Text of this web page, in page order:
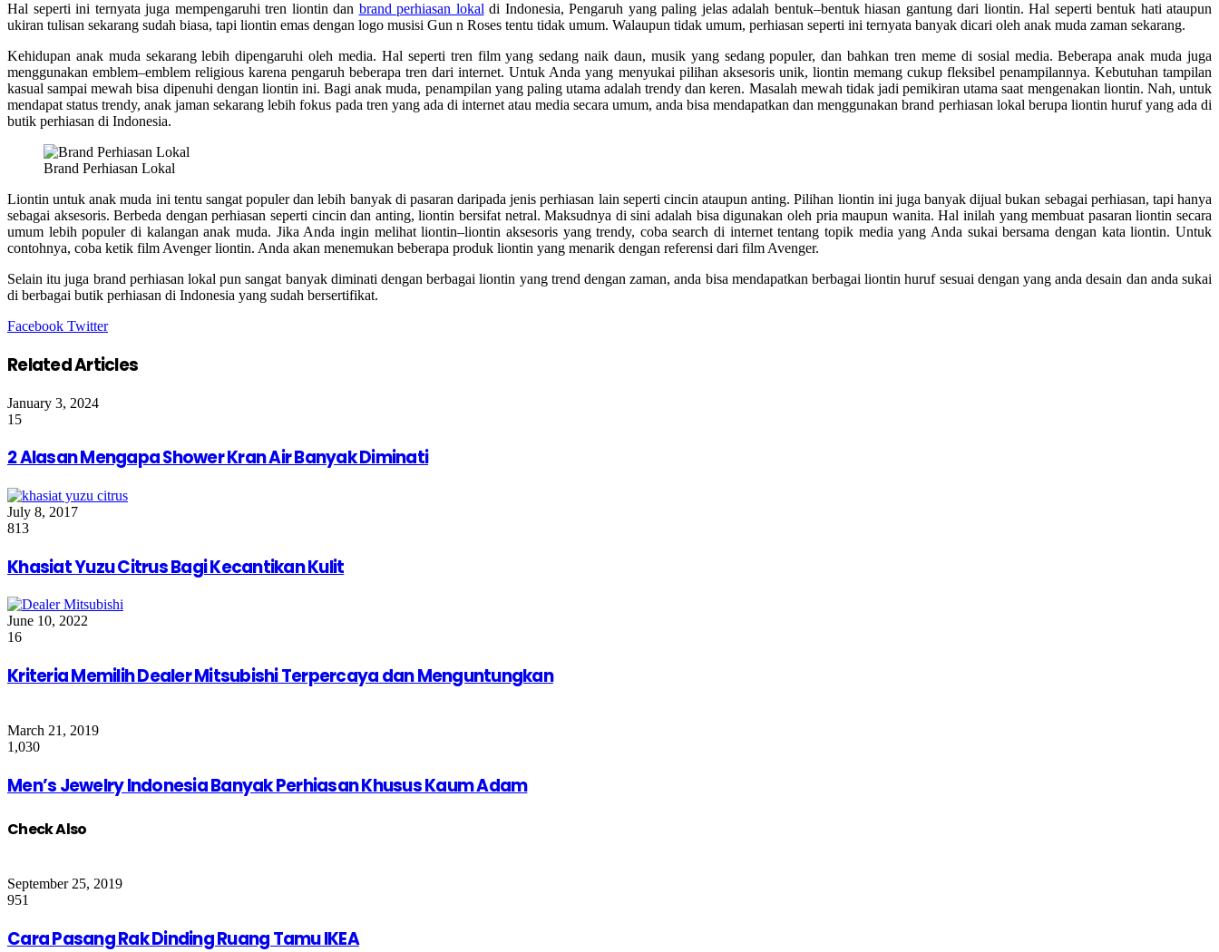
Hal seperti ini ternyata juga mempengaruhi tren liontin dan brand perhiasan lokal di Indonesia, Pengaruh yang paling jelas adalah bentuk–bentuk hiasan gantung dari liontin. Hal seperti bentuk hati ataupun
ukiran tulisan sekarang sudah biasa, tapi liontin emas dengan logo musisi Gun n Roses tentu tidak umum. Walaupun tidak umum, perhiasan seperti ini ternyata banyak dicari oleh anak muda zaman sekarang.
Kehidupan anak muda sekarang lebih dipengaruhi oleh media. Hal seperti tren film yang sedang naik daun, musik yang sedang populer, dan bahkan tren meme di sosial media. Beberapa anak muda juga
menggunakan emblem–emblem religious karena pengaruh beberapa tren dari internet. Untuk Anda yang menyukai pilihan aksesoris unik, liontin memang cukup fleksibel penampilannya. Kebutuhan tampilan
kasual sampai mewah bisa dipenuhi dengan liontin ini. Bagi anak muda, penampilan yang paling utama adalah trendy dan keren. Masalah mewah tidak jadi pemikiran utama saat mengenakan liontin. Nah, untuk
mendapat status trendy, anak jaman sekarang lebih fokus pada tren yang ada di internet atau media secara umum, anda bisa mendapatkan dan menggunakan brand perhiasan lokal berupa liontin huruf yang ada di
butik perhiasan di Indonesia.
Brand Perhiasan Lokal
Liontin untuk anak muda ini tentu sangat populer dan lebih banyak di pasaran daripada jenis perhiasan lain seperti cincin ataupun anting. Pilihan liontin ini juga banyak dijual bukan sebagai perhiasan, tapi hanya
sebagai aksesoris. Berbeda dengan perhiasan seperti cincin dan anting, liontin bersifat netral. Maksudnya di sini adalah bisa digunakan oleh pria maupun wanita. Hal inilah yang membuat pasaran liontin secara
umum lebih populer di kalangan anak muda. Jika Anda ingin melihat liontin–liontin aksesoris yang trendy, coba search di internet tentang topik media yang Anda sukai bersama dengan kata liontin. Untuk
contohnya, coba ketik film Avenger liontin. Anda akan menemukan beberapa produk liontin yang menarik dengan referensi dari film Avenger.
Selain itu juga brand perhiasan lokal pun sangat banyak diminati dengan berbagai liontin yang trend dengan zaman, anda bisa mendapatkan berbagai liontin huruf sesuai dengan yang anda desain dan anda sukai
di berbagai butik perhiasan di Indonesia yang sudah bersertifikat.
Facebook TwitterGoogle+
LinkedIn
StumbleUpon
Tumblr
Pinterest
Reddit
VKontakte
Share
Email
Print
Related Articles
January 3, 2024
15
2 Alasan Mengapa Shower Kran Air Banyak Diminati
July 8, 2017
813
Khasiat Yuzu Citrus Bagi Kecantikan Kulit
June 10, 2022
16
Kriteria Memilih Dealer Mitsubishi Terpercaya dan Menguntungkan
March 21, 2019
1,030
Men’s Jewelry Indonesia Banyak Perhiasan Khusus Kaum Adam
Check Also
September 25, 2019
951
Cara Pasang Rak Dinding Ruang Tamu IKEA